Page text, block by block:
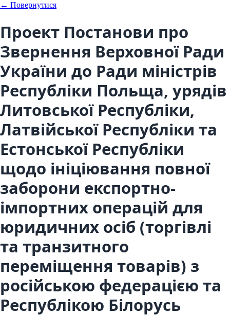
← Повернутися
Проект Постанови про
Звернення Верховної Ради
України до Ради міністрів
Республіки Польща, урядів
Литовської Республіки,
Латвійської Республіки та
Естонської Республіки
щодо ініціювання повної
заборони експортно-
імпортних операцій для
юридичних осіб (торгівлі
та транзитного
переміщення товарів) з
російською федерацією та
Республікою Білорусь